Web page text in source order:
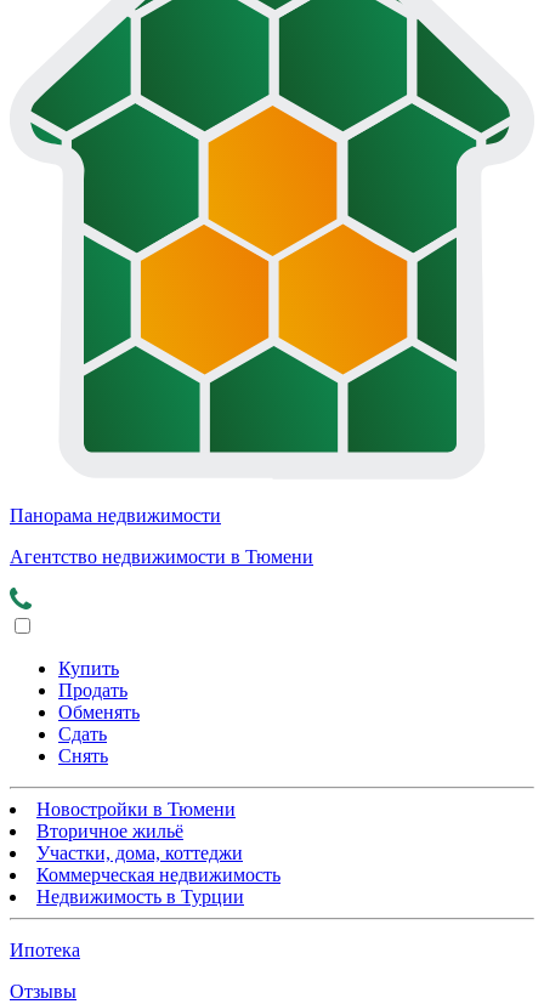
Панорама недвижимости
Агентство недвижимости в Тюмени
Купить
Продать
Обменять
Сдать
Снять
Новостройки в Тюмени
Вторичное жильё
Участки, дома, коттеджи
Коммерческая недвижимость
Недвижимость в Турции
Ипотека
Отзывы